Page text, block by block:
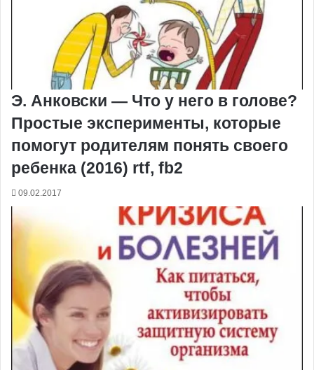
Э. Анковски — Что у него в голове?
Простые эксперименты, которые
помогут родителям понять своего
ребенка (2016) rtf, fb2
09.02.2017